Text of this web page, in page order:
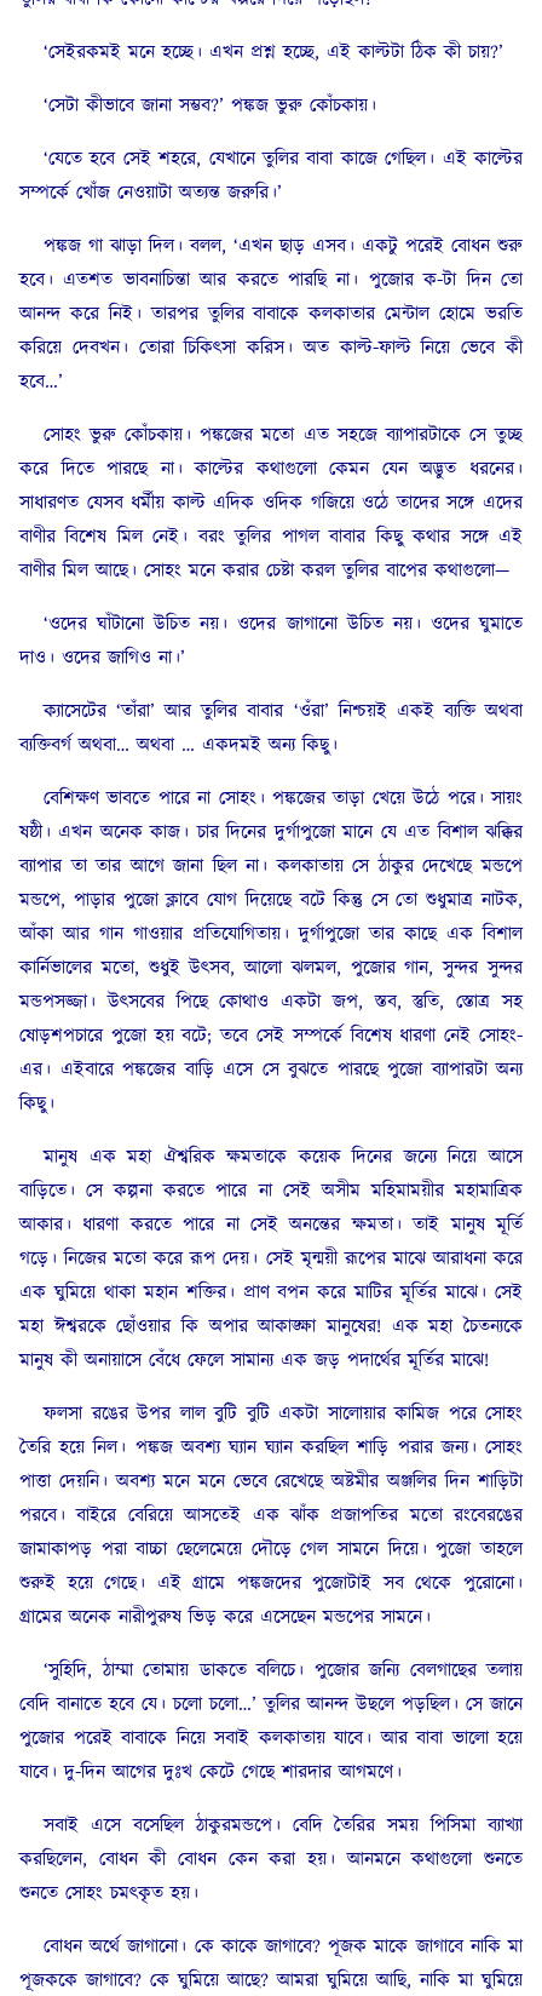
‘সেইরকমই মনে হচ্ছে। এখন প্রশ্ন হচ্ছে, এই কাল্টটা ঠিক কী চায়?’
‘সেটা কীভাবে জানা সম্ভব?’ পঙ্কজ ভুরু কোঁচকায়।
‘যেতে হবে সেই শহরে, যেখানে তুলির বাবা কাজে গেছিল। এই কাল্টের
সম্পর্কে খোঁজ নেওয়াটা অত্যন্ত জরুরি।’
পঙ্কজ গা ঝাড়া দিল। বলল, ‘এখন ছাড় এসব। একটু পরেই বোধন শুরু
হবে। এতশত ভাবনাচিন্তা আর করতে পারছি না। পুজোর ক-টা দিন তো
আনন্দ করে নিই। তারপর তুলির বাবাকে কলকাতার মেন্টাল হোমে ভরতি
করিয়ে দেবখন। তোরা চিকিৎসা করিস। অত কাল্ট-ফাল্ট নিয়ে ভেবে কী
হবে…’
সোহং ভুরু কোঁচকায়। পঙ্কজের মতো এত সহজে ব্যাপারটাকে সে তুচ্ছ
করে দিতে পারছে না। কাল্টের কথাগুলো কেমন যেন অদ্ভুত ধরনের।
সাধারণত যেসব ধর্মীয় কাল্ট এদিক ওদিক গজিয়ে ওঠে তাদের সঙ্গে এদের
বাণীর বিশেষ মিল নেই। বরং তুলির পাগল বাবার কিছু কথার সঙ্গে এই
বাণীর মিল আছে। সোহং মনে করার চেষ্টা করল তুলির বাপের কথাগুলো—
‘ওদের ঘাঁটানো উচিত নয়। ওদের জাগানো উচিত নয়। ওদের ঘুমাতে
দাও। ওদের জাগিও না।’
ক্যাসেটের ‘তাঁরা’ আর তুলির বাবার ‘ওঁরা’ নিশ্চয়ই একই ব্যক্তি অথবা
ব্যক্তিবর্গ অথবা… অথবা … একদমই অন্য কিছু।
বেশিক্ষণ ভাবতে পারে না সোহং। পঙ্কজের তাড়া খেয়ে উঠে পরে। সায়ং
ষষ্ঠী। এখন অনেক কাজ। চার দিনের দুর্গাপুজো মানে যে এত বিশাল ঝক্কির
ব্যাপার তা তার আগে জানা ছিল না। কলকাতায় সে ঠাকুর দেখেছে মন্ডপে
মন্ডপে, পাড়ার পুজো ক্লাবে যোগ দিয়েছে বটে কিন্তু সে তো শুধুমাত্র নাটক,
আঁকা আর গান গাওয়ার প্রতিযোগিতায়। দুর্গাপুজো তার কাছে এক বিশাল
কার্নিভালের মতো, শুধুই উৎসব, আলো ঝলমল, পুজোর গান, সুন্দর সুন্দর
মন্ডপসজ্জা। উৎসবের পিছে কোথাও একটা জপ, স্তব, স্তুতি, স্তোত্র সহ
ষোড়শপচারে পুজো হয় বটে; তবে সেই সম্পর্কে বিশেষ ধারণা নেই সোহং-
এর। এইবারে পঙ্কজের বাড়ি এসে সে বুঝতে পারছে পুজো ব্যাপারটা অন্য
কিছু।
মানুষ এক মহা ঐশ্বরিক ক্ষমতাকে কয়েক দিনের জন্যে নিয়ে আসে
বাড়িতে। সে কল্পনা করতে পারে না সেই অসীম মহিমাময়ীর মহামাত্রিক
আকার। ধারণা করতে পারে না সেই অনন্তের ক্ষমতা। তাই মানুষ মূর্তি
গড়ে। নিজের মতো করে রূপ দেয়। সেই মৃন্ময়ী রূপের মাঝে আরাধনা করে
এক ঘুমিয়ে থাকা মহান শক্তির। প্রাণ বপন করে মাটির মূর্তির মাঝে। সেই
মহা ঈশ্বরকে ছোঁওয়ার কি অপার আকাঙ্ক্ষা মানুষের! এক মহা চৈতন্যকে
মানুষ কী অনায়াসে বেঁধে ফেলে সামান্য এক জড় পদার্থের মূর্তির মাঝে!
ফলসা রঙের উপর লাল বুটি বুটি একটা সালোয়ার কামিজ পরে সোহং
তৈরি হয়ে নিল। পঙ্কজ অবশ্য ঘ্যান ঘ্যান করছিল শাড়ি পরার জন্য। সোহং
পাত্তা দেয়নি। অবশ্য মনে মনে ভেবে রেখেছে অষ্টমীর অঞ্জলির দিন শাড়িটা
পরবে। বাইরে বেরিয়ে আসতেই এক ঝাঁক প্রজাপতির মতো রংবেরঙের
জামাকাপড় পরা বাচ্চা ছেলেমেয়ে দৌড়ে গেল সামনে দিয়ে। পুজো তাহলে
শুরুই হয়ে গেছে। এই গ্রামে পঙ্কজদের পুজোটাই সব থেকে পুরোনো।
গ্রামের অনেক নারীপুরুষ ভিড় করে এসেছেন মন্ডপের সামনে।
‘সুহিদি, ঠাম্মা তোমায় ডাকতে বলিচে। পুজোর জন্যি বেলগাছের তলায়
বেদি বানাতে হবে যে। চলো চলো…’ তুলির আনন্দ উছলে পড়ছিল। সে জানে
পুজোর পরেই বাবাকে নিয়ে সবাই কলকাতায় যাবে। আর বাবা ভালো হয়ে
যাবে। দু-দিন আগের দুঃখ কেটে গেছে শারদার আগমণে।
সবাই এসে বসেছিল ঠাকুরমন্ডপে। বেদি তৈরির সময় পিসিমা ব্যাখ্যা
করছিলেন, বোধন কী বোধন কেন করা হয়। আনমনে কথাগুলো শুনতে
শুনতে সোহং চমৎকৃত হয়।
বোধন অর্থে জাগানো। কে কাকে জাগাবে? পূজক মাকে জাগাবে নাকি মা
পূজককে জাগাবে? কে ঘুমিয়ে আছে? আমরা ঘুমিয়ে আছি, নাকি মা ঘুমিয়ে